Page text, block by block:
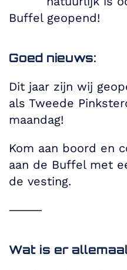
Buffel geopend!
Goed nieuws:
Dit jaar zijn wij
als Tweede
maandag!
Kom aan boord en
aan de Buffel met
de vesting.
⸻
Wat is er